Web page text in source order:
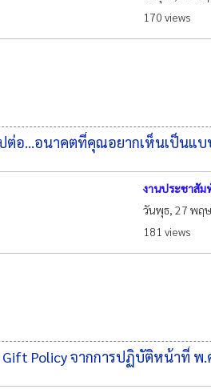
170 views
ต่อ...อนาคตที่คุณอยากเห็นเป็นแบ
งานประชาสัม
วันพุธ, 27 พฤ
181 views
Policy จากการปฏิบัติหน้าที่ พ.